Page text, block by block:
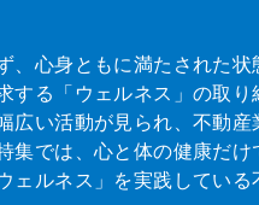
、心身ともに満たされた
する「ウェルネス」の取り
い活動が見られ、不動産
集では、心と体の健康だ
ェルネス」を実践している